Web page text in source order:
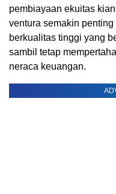
pembiayaan ekuitas
ventura semakin
berkualitas tinggi yang
sambil tetap
neraca keuangan.